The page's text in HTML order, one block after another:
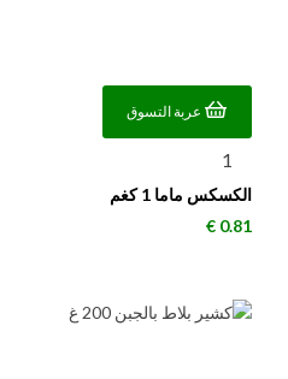
عربة التسوق
الكسكس ماما 1 كغم
السعر
0.81 €